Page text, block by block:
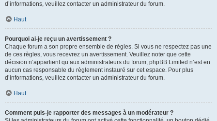
d’informations, veuillez contacter un administrateur du forum.
Haut
Pourquoi ai-je reçu un avertissement ?
Chaque forum a son propre ensemble de règles. Si vous ne respectez pas une
de ces règles, vous recevrez un avertissement. Veuillez noter que cette
décision n’appartient qu’aux administrateurs du forum, phpBB Limited n’est en
aucun cas responsable du règlement instauré sur cet espace. Pour plus
d’informations, veuillez contacter un administrateur du forum.
Haut
Comment puis-je rapporter des messages à un modérateur ?